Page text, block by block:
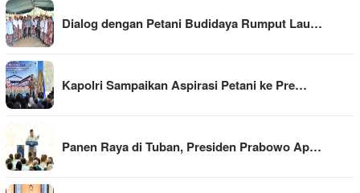
Dialog dengan Petani Budidaya Rumput Lau…
Kapolri Sampaikan Aspirasi Petani ke Pre…
Panen Raya di Tuban, Presiden Prabowo Ap…